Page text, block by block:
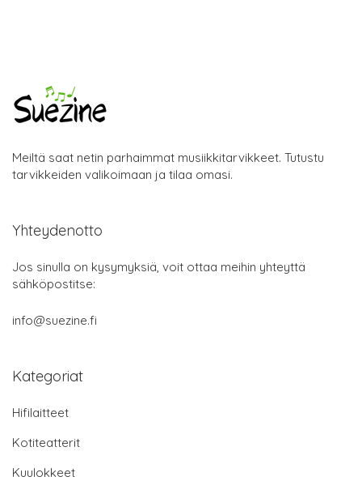
Meiltä saat netin parhaimmat musiikkitarvikkeet. Tutustu
tarvikkeiden valikoimaan ja tilaa omasi.
Yhteydenotto
Jos sinulla on kysymyksiä, voit ottaa meihin yhteyttä
sähköpostitse:
info@suezine.fi
Kategoriat
Hifilaitteet
Kotiteatterit
Kuulokkeet